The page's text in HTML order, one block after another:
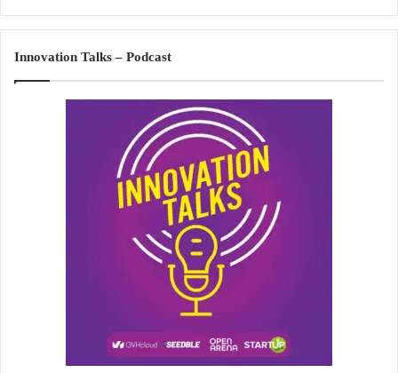
Innovation Talks – Podcast